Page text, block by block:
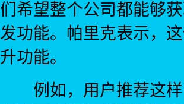
们希望整个公司都能够
发功能。帕里克表示，
升功能。
例如，用户推荐这样